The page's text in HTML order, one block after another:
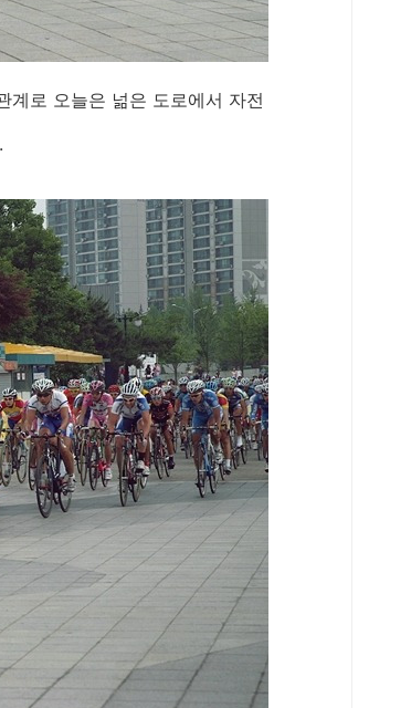
로 오늘은 넒은 도로에서 자전